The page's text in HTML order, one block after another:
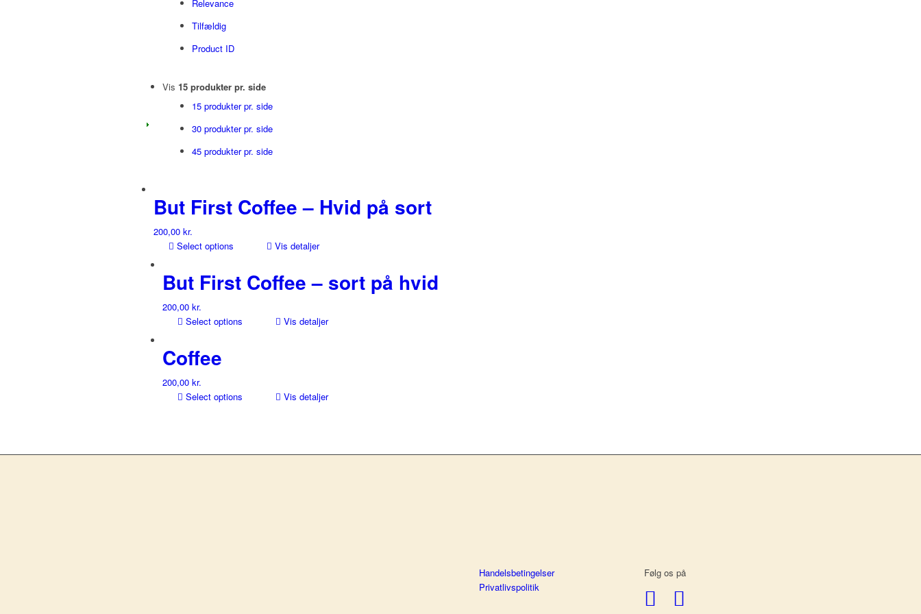
Relevance
Tilfældig
Product ID
Vis 15 produkter pr. side
15 produkter pr. side
30 produkter pr. side
45 produkter pr. side
But First Coffee – Hvid på sort
200,00 kr.
Select options
Vis detaljer
But First Coffee – sort på hvid
200,00 kr.
Select options
Vis detaljer
Coffee
200,00 kr.
Select options
Vis detaljer
Handelsbetingelser
Privatlivspolitik
Følg os på